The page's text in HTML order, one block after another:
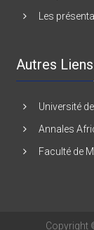
Les
Autres Liens
Université
Annales
Faculté de
Copyright